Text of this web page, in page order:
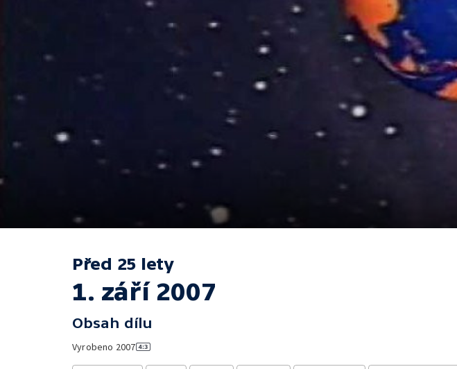
Před 25 lety
1. září 2007
Obsah dílu
Vyrobeno 2007